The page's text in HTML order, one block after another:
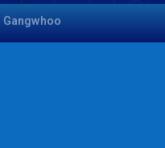
Gangwhoo